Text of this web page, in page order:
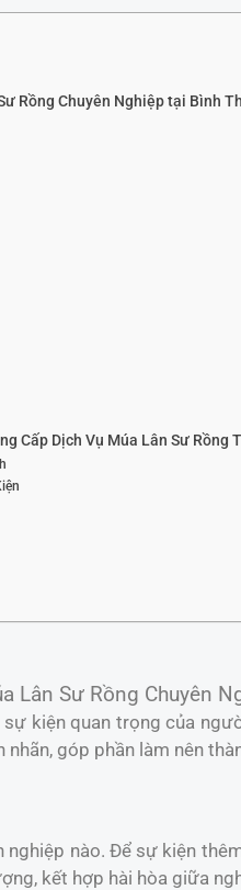
Rồng Chuyên Nghiệp tại Bình
Cấp Dịch Vụ Múa Lân Sư Rồng
Lân Sư Rồng Chuyên
kiện quan trọng của
góp phần làm nên
nào. Để sự kiện
kết hợp hài hòa giữa